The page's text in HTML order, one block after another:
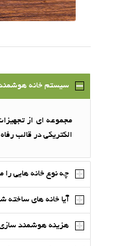
سیستم خانه
مجموعه ای از
الکتریکی در قالب
چه نوع خانه هایی
آیا خانه های ساخته
هزینه هوشمند